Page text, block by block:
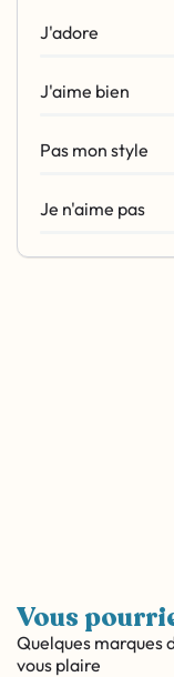
J'adore
J'aime bien
Pas mon style
Je n'aime pas
Vous
Quelques marques
vous plaire